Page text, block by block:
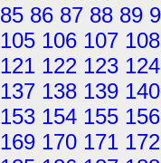
85 86 87 88 89
105 106 107 108
121 122 123 124
137 138 139 140
153 154 155 156
169 170 171 172